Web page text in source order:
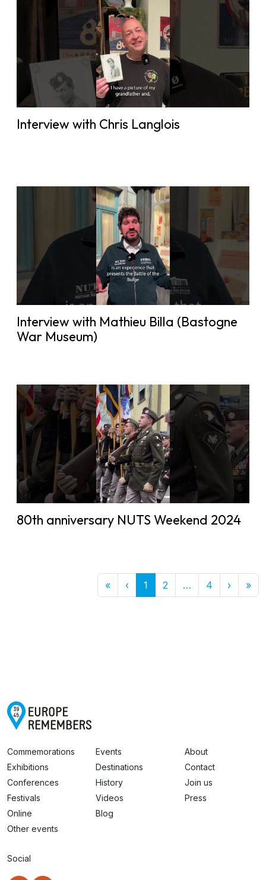
Interview with Chris Langlois
Interview with Mathieu Billa (Bastogne
War Museum)
80th anniversary NUTS Weekend 2024
«First
‹Previous
1 2 … More
4 › Next
»
Commemorations
Exhibitions
Conferences
Festivals
Online
Other events
Events
Destinations
History
Videos
Blog
About
Contact
Join us
Press
Social